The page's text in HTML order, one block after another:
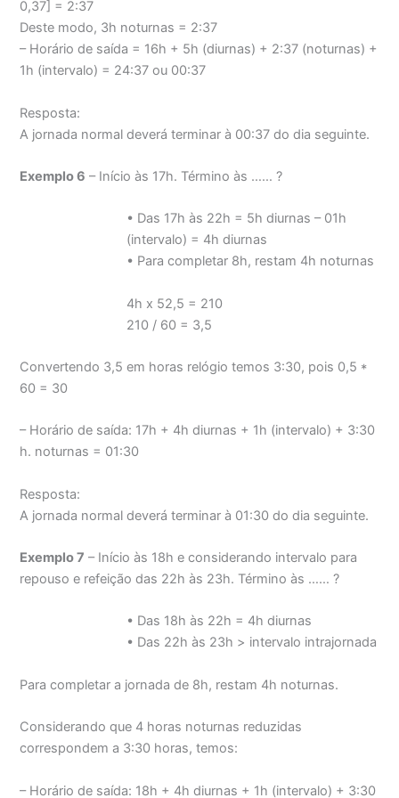
0,37] = 2:37
Deste modo, 3h noturnas = 2:37
– Horário de saída = 16h + 5h (diurnas) + 2:37 (noturnas) +
1h (intervalo) = 24:37 ou 00:37
Resposta:
A jornada normal deverá terminar à 00:37 do dia seguinte.
Exemplo 6 – Início às 17h. Término às …… ?
• Das 17h às 22h = 5h diurnas – 01h
(intervalo) = 4h diurnas
• Para completar 8h, restam 4h noturnas
4h x 52,5 = 210
210 / 60 = 3,5
Convertendo 3,5 em horas relógio temos 3:30, pois 0,5 *
60 = 30
– Horário de saída: 17h + 4h diurnas + 1h (intervalo) + 3:30
h. noturnas = 01:30
Resposta:
A jornada normal deverá terminar à 01:30 do dia seguinte.
Exemplo 7 – Início às 18h e considerando intervalo para
repouso e refeição das 22h às 23h. Término às …… ?
• Das 18h às 22h = 4h diurnas
• Das 22h às 23h > intervalo intrajornada
Para completar a jornada de 8h, restam 4h noturnas.
Considerando que 4 horas noturnas reduzidas
correspondem a 3:30 horas, temos:
– Horário de saída: 18h + 4h diurnas + 1h (intervalo) + 3:30